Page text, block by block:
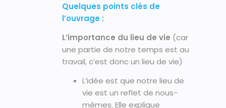
Quelques points clés de
l’ouvrage :
L’importance du lieu de vie (car
une partie de notre temps est au
travail, c’est donc un lieu de vie)
L’idée est que notre lieu de
vie est un reflet de nous-
mêmes. Elle explique